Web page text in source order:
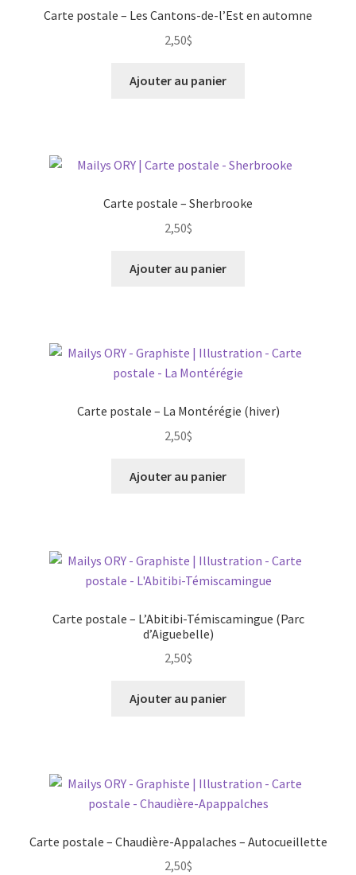
Carte postale – Les Cantons-de-l’Est en automne
2,50$
Ajouter au panier
Carte postale – Sherbrooke
2,50$
Ajouter au panier
Carte postale – La Montérégie (hiver)
2,50$
Ajouter au panier
Carte postale – L’Abitibi-Témiscamingue (Parc
d’Aiguebelle)
2,50$
Ajouter au panier
Carte postale – Chaudière-Appalaches – Autocueillette
2,50$